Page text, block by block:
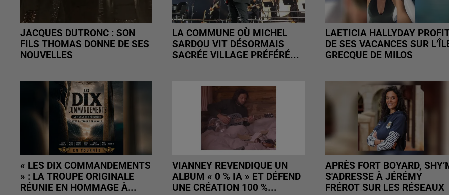
JACQUES DUTRONC : SON
FILS THOMAS DONNE DE SES
NOUVELLES
LA COMMUNE OÙ MICHEL
SARDOU VIT DÉSORMAIS
SACRÉE VILLAGE PRÉFÉRÉ...
LAETICIA HALLYDAY
DE SES VACANCES SUR
GRECQUE DE MILOS
« LES DIX COMMANDEMENTS
» : LA TROUPE ORIGINALE
RÉUNIE EN HOMMAGE À...
VIANNEY REVENDIQUE UN
ALBUM « 0 % IA » ET DÉFEND
UNE CRÉATION 100 %...
APRÈS FORT BOYARD,
S'ADRESSE À JÉRÉMY
FRÉROT SUR LES RÉSEAUX